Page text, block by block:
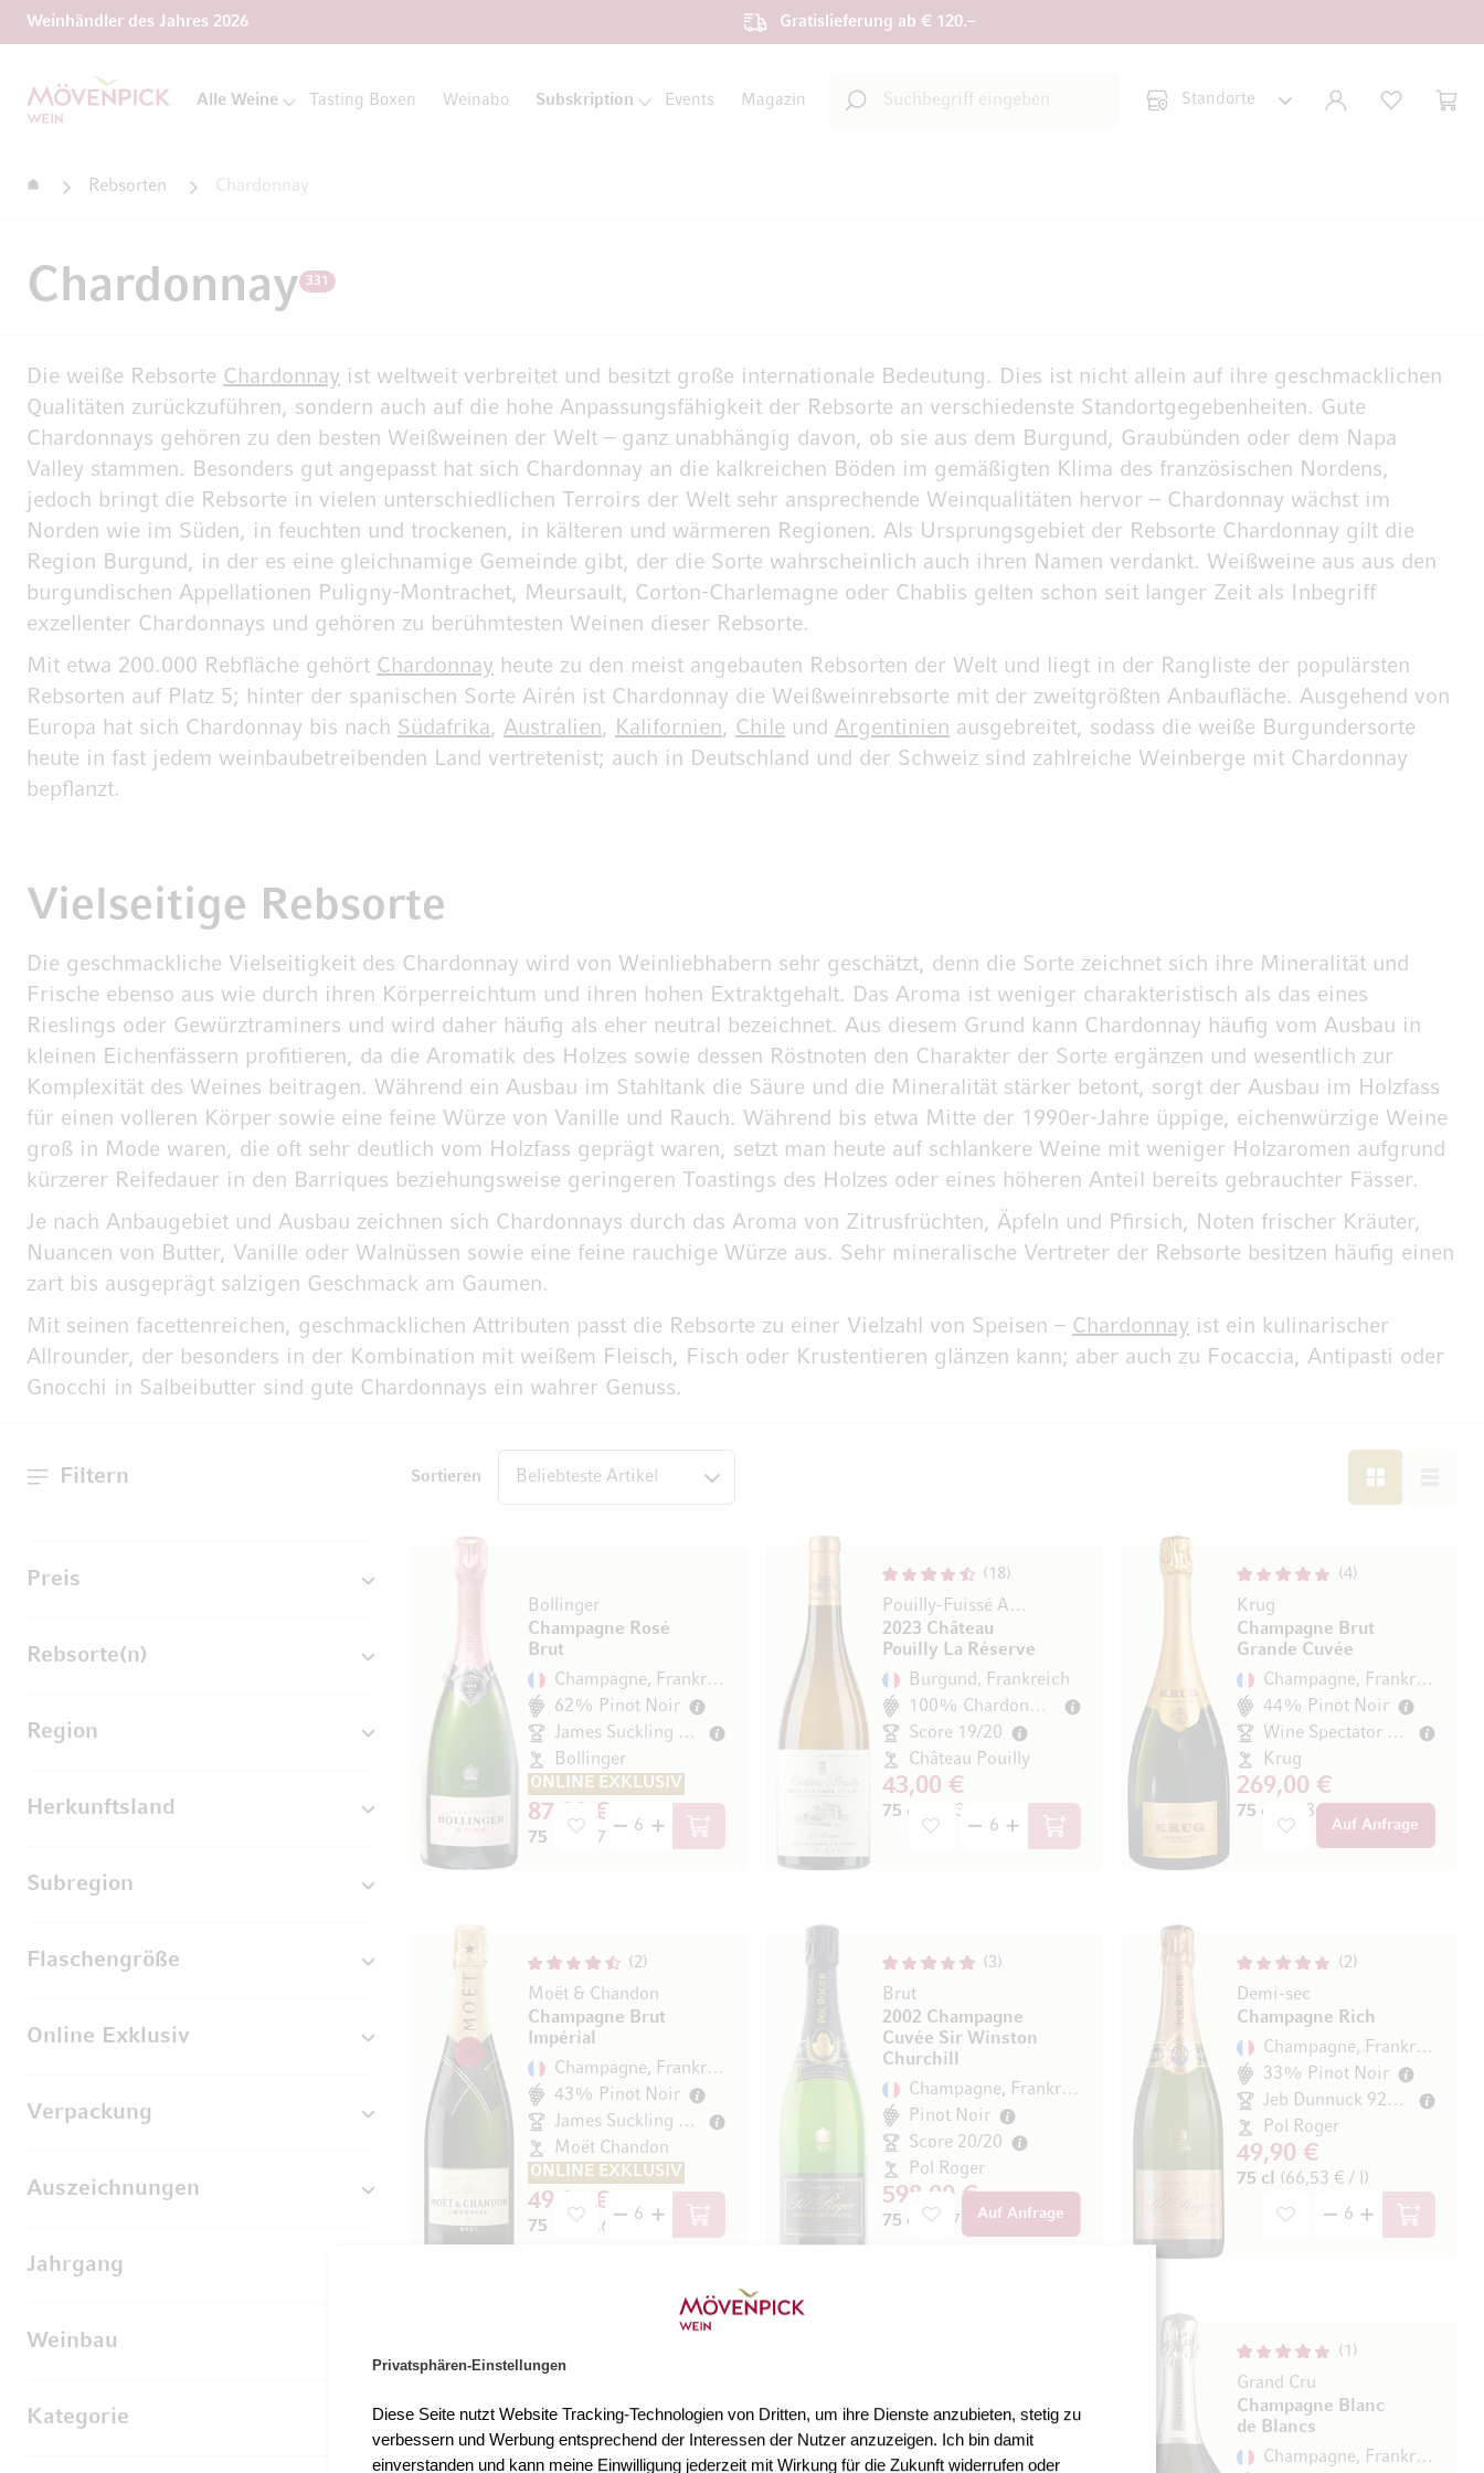
Privatsphären-Einstellungen
Diese Seite nutzt Website Tracking-Technologien von Dritten, um ihre Dienste anzubieten, stetig zu
verbessern und Werbung entsprechend der Interessen der Nutzer anzuzeigen. Ich bin damit
einverstanden und kann meine Einwilligung jederzeit mit Wirkung für die Zukunft widerrufen oder
Weinhändler des Jahres 2026 Gratislieferung ab € 120.–
Zur Startseite
Alle Weine Tasting Boxen Weinabo Subskription Events Magazin
Suche KONTO WUNSCHLISTE
StartseiteRebsorten Chardonnay
Chardonnay 331
Die weiße Rebsorte Chardonnay ist weltweit verbreitet und besitzt große internationale Bedeutung. Dies ist nicht allein auf ihre geschmacklichen
Qualitäten zurückzuführen, sondern auch auf die hohe Anpassungsfähigkeit der Rebsorte an verschiedenste Standortgegebenheiten. Gute
Chardonnays gehören zu den besten Weißweinen der Welt – ganz unabhängig davon, ob sie aus dem Burgund, Graubünden oder dem Napa
Valley stammen. Besonders gut angepasst hat sich Chardonnay an die kalkreichen Böden im gemäßigten Klima des französischen Nordens,
jedoch bringt die Rebsorte in vielen unterschiedlichen Terroirs der Welt sehr ansprechende Weinqualitäten hervor – Chardonnay wächst im
Norden wie im Süden, in feuchten und trockenen, in kälteren und wärmeren Regionen. Als Ursprungsgebiet der Rebsorte Chardonnay gilt die
Region Burgund, in der es eine gleichnamige Gemeinde gibt, der die Sorte wahrscheinlich auch ihren Namen verdankt. Weißweine aus aus den
burgundischen Appellationen Puligny-Montrachet, Meursault, Corton-Charlemagne oder Chablis gelten schon seit langer Zeit als Inbegriff
exzellenter Chardonnays und gehören zu berühmtesten Weinen dieser Rebsorte.
Mit etwa 200.000 Rebfläche gehört Chardonnay heute zu den meist angebauten Rebsorten der Welt und liegt in der Rangliste der populärsten
Rebsorten auf Platz 5; hinter der spanischen Sorte Airén ist Chardonnay die Weißweinrebsorte mit der zweitgrößten Anbaufläche. Ausgehend von
Europa hat sich Chardonnay bis nach Südafrika, Australien, Kalifornien, Chile und Argentinien ausgebreitet, sodass die weiße Burgundersorte
heute in fast jedem weinbaubetreibenden Land vertretenist; auch in Deutschland und der Schweiz sind zahlreiche Weinberge mit Chardonnay
bepflanzt.
Vielseitige Rebsorte
Die geschmackliche Vielseitigkeit des Chardonnay wird von Weinliebhabern sehr geschätzt, denn die Sorte zeichnet sich ihre Mineralität und
Frische ebenso aus wie durch ihren Körperreichtum und ihren hohen Extraktgehalt. Das Aroma ist weniger charakteristisch als das eines
Rieslings oder Gewürztraminers und wird daher häufig als eher neutral bezeichnet. Aus diesem Grund kann Chardonnay häufig vom Ausbau in
kleinen Eichenfässern profitieren, da die Aromatik des Holzes sowie dessen Röstnoten den Charakter der Sorte ergänzen und wesentlich zur
Komplexität des Weines beitragen. Während ein Ausbau im Stahltank die Säure und die Mineralität stärker betont, sorgt der Ausbau im Holzfass
für einen volleren Körper sowie eine feine Würze von Vanille und Rauch. Während bis etwa Mitte der 1990er-Jahre üppige, eichenwürzige Weine
groß in Mode waren, die oft sehr deutlich vom Holzfass geprägt waren, setzt man heute auf schlankere Weine mit weniger Holzaromen aufgrund
kürzerer Reifedauer in den Barriques beziehungsweise geringeren Toastings des Holzes oder eines höheren Anteil bereits gebrauchter Fässer.
Je nach Anbaugebiet und Ausbau zeichnen sich Chardonnays durch das Aroma von Zitrusfrüchten, Äpfeln und Pfirsich, Noten frischer Kräuter,
Nuancen von Butter, Vanille oder Walnüssen sowie eine feine rauchige Würze aus. Sehr mineralische Vertreter der Rebsorte besitzen häufig einen
zart bis ausgeprägt salzigen Geschmack am Gaumen.
Mit seinen facettenreichen, geschmacklichen Attributen passt die Rebsorte zu einer Vielzahl von Speisen – Chardonnay ist ein kulinarischer
Allrounder, der besonders in der Kombination mit weißem Fleisch, Fisch oder Krustentieren glänzen kann; aber auch zu Focaccia, Antipasti oder
Gnocchi in Salbeibutter sind gute Chardonnays ein wahrer Genuss.
Filtern
Preis
Rebsorte(n)
Region
Herkunftsland
Subregion
Flaschengröße
Online Exklusiv
Verpackung
Auszeichnungen
Jahrgang
Weinbau
Kategorie
Sortieren LISTE
Bollinger
Champagne Rosé
Brut
Champagne, Frankreich
62% Pinot Noir
James Suckling 94/100
Bollinger
ONLINE EXKLUSIV
87,90 €
75 cl (117,20 € / l) In den Warenkorb
18
Pouilly-Fuissé AOC 1er Cru
2023 Château
Pouilly La Réserve
Burgund, Frankreich
100% Chardonnay
Score 19/20
Château Pouilly
43,00 €
75 cl (57,33 € / l)
In den Warenkorb
4
Krug
Champagne Brut
Grande Cuvée
Champagne, Frankreich
44% Pinot Noir
Wine Spectator 95/100
Krug
269,00 €
75 cl (358,67 € / l)
Auf Anfrage
2
Moët & Chandon
Champagne Brut
Impérial
Champagne, Frankreich
43% Pinot Noir
James Suckling 90/100
Moët Chandon
ONLINE EXKLUSIV
49,95 €
75 cl (66,60 € / l) In den Warenkorb
3
Brut
2002 Champagne
Cuvée Sir Winston
Churchill
Champagne, Frankreich
Pinot Noir
Score 20/20
Pol Roger
598,00 €
75 cl (797,33 € / l)Auf Anfrage
2
Demi-sec
Champagne Rich
Champagne, Frankreich
33% Pinot Noir
Jeb Dunnuck 92/100
Pol Roger
49,90 €
75 cl (66,53 € / l)
In den
Champagne Brut
Impérial Rosé
Champagne, Frankreich
Champagne Ice
1
Grand Cru
Champagne Blanc
de Blancs
Champagne, Frankreich